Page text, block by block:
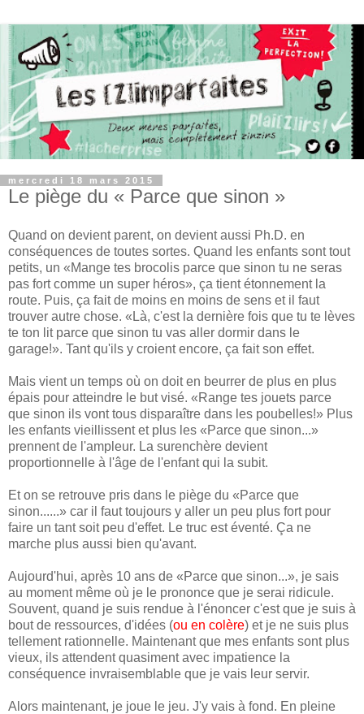
mercredi 18 mars 2015
Le piège du « Parce que sinon »
Quand on devient parent, on devient aussi Ph.D. en
conséquences de toutes sortes. Quand les enfants sont tout
petits, un «Mange tes brocolis parce que sinon tu ne seras
pas fort comme un super héros», ça tient étonnement la
route. Puis, ça fait de moins en moins de sens et il faut
trouver autre chose. «Là, c'est la dernière fois que tu te lèves
te ton lit parce que sinon tu vas aller dormir dans le
garage!». Tant qu'ils y croient encore, ça fait son effet.
Mais vient un temps où on doit en beurrer de plus en plus
épais pour atteindre le but visé. «Range tes jouets parce
que sinon ils vont tous disparaître dans les poubelles!» Plus
les enfants vieillissent et plus les «Parce que sinon...»
prennent de l'ampleur. La surenchère devient
proportionnelle à l'âge de l'enfant qui la subit.
Et on se retrouve pris dans le piège du «Parce que
sinon......» car il faut toujours y aller un peu plus fort pour
faire un tant soit peu d'effet. Le truc est éventé. Ça ne
marche plus aussi bien qu'avant.
Aujourd'hui, après 10 ans de «Parce que sinon...», je sais
au moment même où je le prononce que je serai ridicule.
Souvent, quand je suis rendue à l'énoncer c'est que je suis à
bout de ressources, d'idées (ou en colère) et je ne suis plus
tellement rationnelle. Maintenant que mes enfants sont plus
vieux, ils attendent quasiment avec impatience la
conséquence invraisemblable que je vais leur servir.
Alors maintenant, je joue le jeu. J'y vais à fond. En pleine